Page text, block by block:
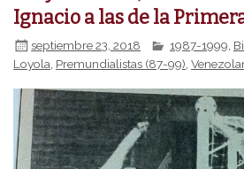
Ignacio a las de la
septiembre 23, 2018 1987-1999
Loyola, Premundialistas (87-99),